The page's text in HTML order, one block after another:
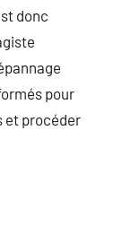
donc
pour
et procéder